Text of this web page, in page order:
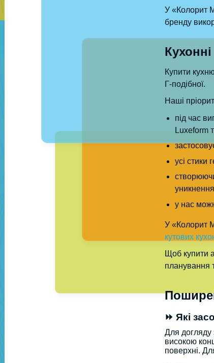
У «Колорит
бренду
Купити
Г-подібної.
Наші
під час
Luxeform
усі стики
у нас
У «Колорит
кутових
Щоб купити
планування
⏩ Які
Для догляду
високою
поверхні.